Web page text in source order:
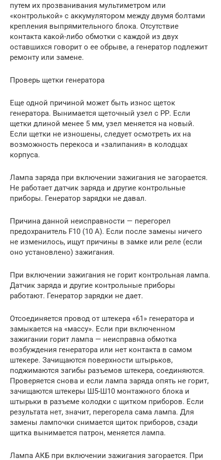
путем их прозванивания мультиметром или
«контролькой» с аккумулятором между двумя болтами
крепления выпрямительного блока. Отсутствие
контакта какой-либо обмотки с каждой из двух
оставшихся говорит о ее обрыве, а генератор подлежит
ремонту или замене.
Проверь щетки генератора
Еще одной причиной может быть износ щеток
генератора. Вынимается щеточный узел с РР. Если
щетки длиной менее 5 мм, узел меняется на новый.
Если щетки не изношены, следует осмотреть их на
возможность перекоса и «залипания» в колодцах
корпуса.
Лампа заряда при включении зажигания не загорается.
Не работает датчик заряда и другие контрольные
приборы. Генератор зарядки не давал.
Причина данной неисправности — перегорел
предохранитель F10 (10 А). Если после замены ничего
не изменилось, ищут причины в замке или реле (если
оно установлено) зажигания.
При включении зажигания не горит контрольная лампа.
Датчик заряда и другие контрольные приборы
работают. Генератор зарядки не дает.
Отсоединяется провод от штекера «61» генератора и
замыкается на «массу». Если при включенном
зажигании горит лампа — неисправна обмотка
возбуждения генератора или нет контакта в самом
штекере. Зачищаются поверхности штырьков,
поджимаются загибы разъемов штекера, соединяются.
Проверяется снова и если лампа заряда опять не горит,
зачищаются штекеры Ш5-Ш10 монтажного блока и
штырьки в разъеме колодки с щитком приборов. Если
результата нет, значит, перегорела сама лампа. Для
замены лампочки снимается щиток приборов, сзади
щитка вынимается патрон, меняется лампа.
Лампа АКБ при включении зажигания загорается. При